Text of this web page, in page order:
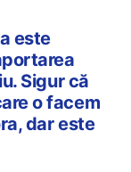
este
Sigur că
o facem
dar este